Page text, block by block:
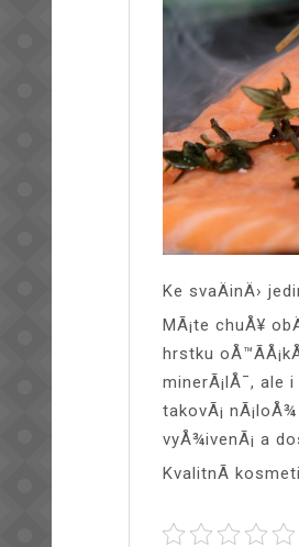
Ke svaÄinÄ›
MÃ¡te chuÅ¥
hrstku
minerÃ¡lÅ¯, ale
takovÃ¡
vyÅ¾ivenÃ¡ a
KvalitnÃ­